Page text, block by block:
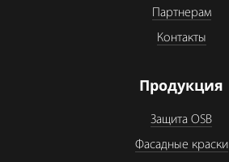
Партнерам
Контакты
Продукция
Защита OSB
Фасадные краски